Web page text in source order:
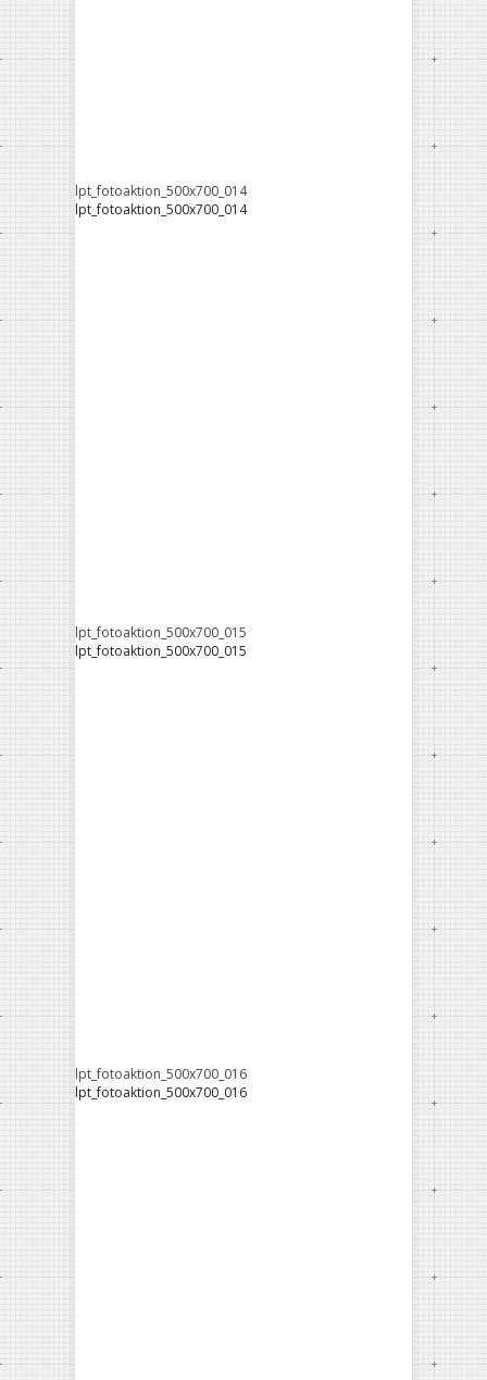
lpt_fotoaktion_500x700_014
lpt_fotoaktion_500x700_014
lpt_fotoaktion_500x700_015
lpt_fotoaktion_500x700_015
lpt_fotoaktion_500x700_016
lpt_fotoaktion_500x700_016